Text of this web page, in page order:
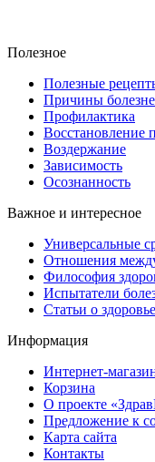
Полезное
Полезные
Причины
Профилактика
Восстановление
Воздержание
Зависимость
Осознанность
Важное и интересное
Универсальные
Отношения
Философия
Испытатели
Статьи о здоровье
Информация
Интернет-
Корзина
О проекте
Предложение к
Карта сайта
Контакты